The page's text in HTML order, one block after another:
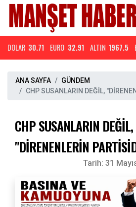
DOLAR 30.71 EURO 32.91 ALTIN 1967.5
ANA SAYFA
GÜNDEM
CHP SUSANLARIN DEĞİL,
CHP SUSANLARIN DEĞİL,
"DİRENENLERİN
Tarih: 31